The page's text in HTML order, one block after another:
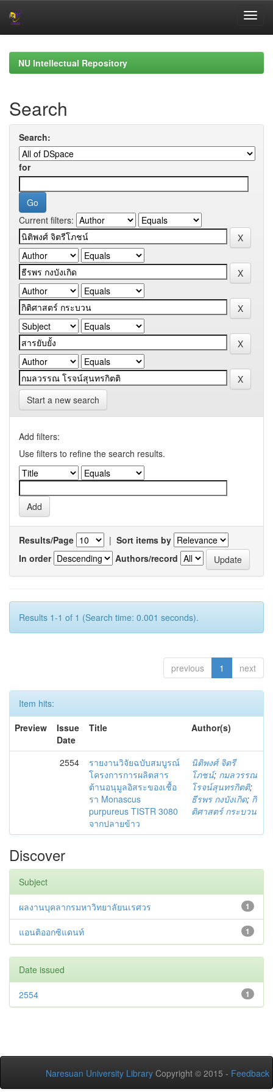
navigationNU Intellectual Repository
Search
Search:
for
Current filters:
Start a new search
Add filters:
Use filters to refine the search results.
Results/Page | Sort items by
In order
Authors/record
Results 1-1 of 1 (Search time: 0.001 seconds).
previous 1 next
Item hits:
Preview
Issue
Date
Title Author(s)
2554
รายงานวิจัยฉบับสมบูรณ์
โครงการการผลิตสาร
ต้านอนุมูลอิสระของเชื้อ
รา Monascus
purpureus TISTR 3080
จากปลายข้าว
นิติพงศ์ จิตรี
โภชน์; กมลวรรณ
โรจน์สุนทรกิตติ;
ธีรพร กงบังเกิด; กิ
ติศาสตร์ กระบวน
Discover
Subject
1
ผลงานบุคลากรมหาวิทยาลัยนเรศวร
1
แอนติออกซิแดนท์
Date issued
1
2554
Naresuan University Library Copyright © 2015 - Feedback